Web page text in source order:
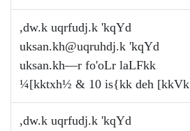
,dw.k uqrfudj.k 'kqYd
uksan.kh@uqruhdj.k 'kqYd
uksan.kh—r fo'oLr laLFkk
¼[kktxh½ & 10 is{kk deh [kkVk
,dw.k uqrfudj.k 'kqYd